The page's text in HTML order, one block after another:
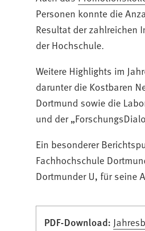
in
einem
neuen
Personen konnte die
Resultat der zahlreichen
der Hochschule.
Weitere Highlights im
darunter die Kostbaren
Dortmund sowie die
und der
Ein besonderer
Fachhochschule
(Öffnet
in
neuen
Tab)
(Öffnet
in
neuen
Tab)
Dortmunder U, für seine
PDF-Download: